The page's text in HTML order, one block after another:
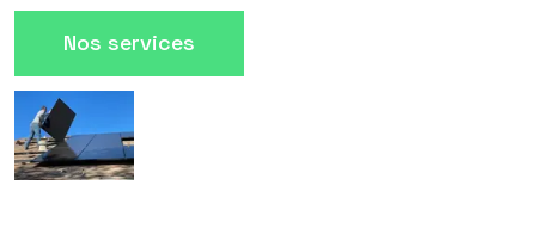
Nos services